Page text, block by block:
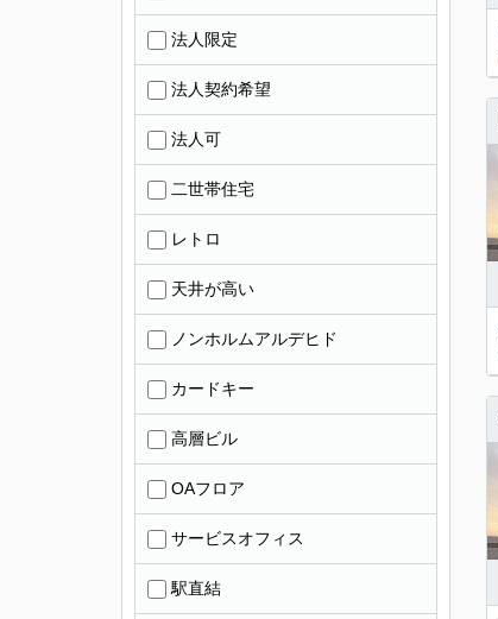
法人限定
法人契約希望
法人可
二世帯住宅
レトロ
天井が高い
ノンホルムアルデヒド
カードキー
高層ビル
OAフロア
サービスオフィス
駅直結